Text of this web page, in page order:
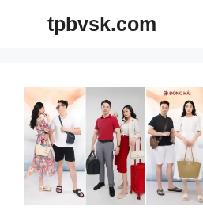
tpbvsk.com